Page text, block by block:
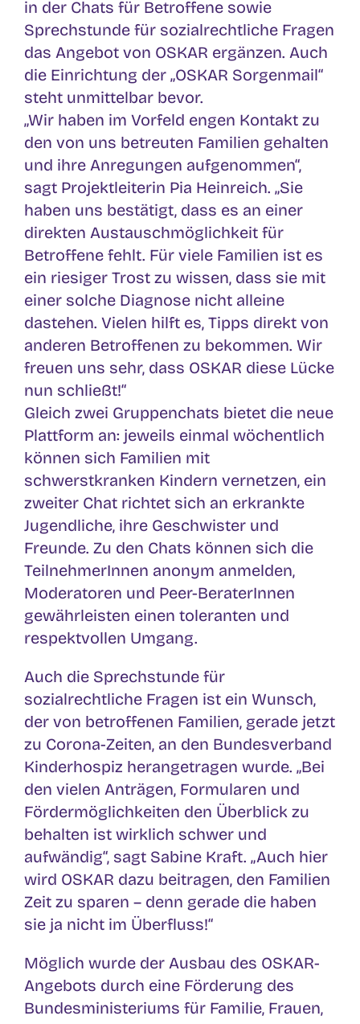
in der Chats für Betroffene sowie
Sprechstunde für sozialrechtliche Fragen
das Angebot von OSKAR ergänzen. Auch
die Einrichtung der „OSKAR Sorgenmail“
steht unmittelbar bevor.
„Wir haben im Vorfeld engen Kontakt zu
den von uns betreuten Familien gehalten
und ihre Anregungen aufgenommen“,
sagt Projektleiterin Pia Heinreich. „Sie
haben uns bestätigt, dass es an einer
direkten Austauschmöglichkeit für
Betroffene fehlt. Für viele Familien ist es
ein riesiger Trost zu wissen, dass sie mit
einer solche Diagnose nicht alleine
dastehen. Vielen hilft es, Tipps direkt von
anderen Betroffenen zu bekommen. Wir
freuen uns sehr, dass OSKAR diese Lücke
nun schließt!“
Gleich zwei Gruppenchats bietet die neue
Plattform an: jeweils einmal wöchentlich
können sich Familien mit
schwerstkranken Kindern vernetzen, ein
zweiter Chat richtet sich an erkrankte
Jugendliche, ihre Geschwister und
Freunde. Zu den Chats können sich die
TeilnehmerInnen anonym anmelden,
Moderatoren und Peer-BeraterInnen
gewährleisten einen toleranten und
respektvollen Umgang.
Auch die Sprechstunde für
sozialrechtliche Fragen ist ein Wunsch,
der von betroffenen Familien, gerade jetzt
zu Corona-Zeiten, an den Bundesverband
Kinderhospiz herangetragen wurde. „Bei
den vielen Anträgen, Formularen und
Fördermöglichkeiten den Überblick zu
behalten ist wirklich schwer und
aufwändig“, sagt Sabine Kraft. „Auch hier
wird OSKAR dazu beitragen, den Familien
Zeit zu sparen – denn gerade die haben
sie ja nicht im Überfluss!“
Möglich wurde der Ausbau des OSKAR-
Angebots durch eine Förderung des
Bundesministeriums für Familie, Frauen,